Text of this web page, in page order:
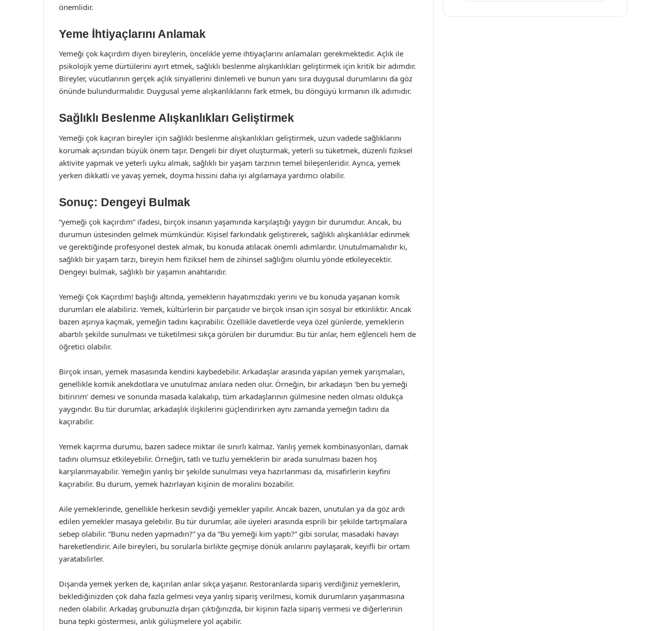
önemlidir.
Yeme İhtiyaçlarını Anlamak
Yemeği çok kaçırdım diyen bireylerin, öncelikle yeme ihtiyaçlarını anlamaları gerekmektedir. Açlık ile
psikolojik yeme dürtülerini ayırt etmek, sağlıklı beslenme alışkanlıkları geliştirmek için kritik bir adımdır.
Bireyler, vücutlarının gerçek açlık sinyallerini dinlemeli ve bunun yanı sıra duygusal durumlarını da göz
önünde bulundurmalıdır. Duygusal yeme alışkanlıklarını fark etmek, bu döngüyü kırmanın ilk adımıdır.
Sağlıklı Beslenme Alışkanlıkları Geliştirmek
Yemeği çok kaçıran bireyler için sağlıklı beslenme alışkanlıkları geliştirmek, uzun vadede sağlıklarını
korumak açısından büyük önem taşır. Dengeli bir diyet oluşturmak, yeterli su tüketmek, düzenli fiziksel
aktivite yapmak ve yeterli uyku almak, sağlıklı bir yaşam tarzının temel bileşenleridir. Ayrıca, yemek
yerken dikkatli ve yavaş yemek, doyma hissini daha iyi algılamaya yardımcı olabilir.
Sonuç: Dengeyi Bulmak
“yemeği çok kaçırdım” ifadesi, birçok insanın yaşamında karşılaştığı yaygın bir durumdur. Ancak, bu
durumun üstesinden gelmek mümkündür. Kişisel farkındalık geliştirerek, sağlıklı alışkanlıklar edinmek
ve gerektiğinde profesyonel destek almak, bu konuda atılacak önemli adımlardır. Unutulmamalıdır ki,
sağlıklı bir yaşam tarzı, bireyin hem fiziksel hem de zihinsel sağlığını olumlu yönde etkileyecektir.
Dengeyi bulmak, sağlıklı bir yaşamın anahtarıdır.
Yemeği Çok Kaçırdım! başlığı altında, yemeklerin hayatımızdaki yerini ve bu konuda yaşanan komik
durumları ele alabiliriz. Yemek, kültürlerin bir parçasıdır ve birçok insan için sosyal bir etkinliktir. Ancak
bazen aşırıya kaçmak, yemeğin tadını kaçırabilir. Özellikle davetlerde veya özel günlerde, yemeklerin
abartılı şekilde sunulması ve tüketilmesi sıkça görülen bir durumdur. Bu tür anlar, hem eğlenceli hem de
öğretici olabilir.
Birçok insan, yemek masasında kendini kaybedebilir. Arkadaşlar arasında yapılan yemek yarışmaları,
genellikle komik anekdotlara ve unutulmaz anılara neden olur. Örneğin, bir arkadaşın ‘ben bu yemeği
bitiririm’ demesi ve sonunda masada kalakalıp, tüm arkadaşlarının gülmesine neden olması oldukça
yaygındır. Bu tür durumlar, arkadaşlık ilişkilerini güçlendirirken aynı zamanda yemeğin tadını da
kaçırabilir.
Yemek kaçırma durumu, bazen sadece miktar ile sınırlı kalmaz. Yanlış yemek kombinasyonları, damak
tadını olumsuz etkileyebilir. Örneğin, tatlı ve tuzlu yemeklerin bir arada sunulması bazen hoş
karşılanmayabilir. Yemeğin yanlış bir şekilde sunulması veya hazırlanması da, misafirlerin keyfini
kaçırabilir. Bu durum, yemek hazırlayan kişinin de moralini bozabilir.
Aile yemeklerinde, genellikle herkesin sevdiği yemekler yapılır. Ancak bazen, unutulan ya da göz ardı
edilen yemekler masaya gelebilir. Bu tür durumlar, aile üyeleri arasında esprili bir şekilde tartışmalara
sebep olabilir. “Bunu neden yapmadın?” ya da “Bu yemeği kim yaptı?” gibi sorular, masadaki havayı
hareketlendirir. Aile bireyleri, bu sorularla birlikte geçmişe dönük anılarını paylaşarak, keyifli bir ortam
yaratabilirler.
Dışarıda yemek yerken de, kaçırılan anlar sıkça yaşanır. Restoranlarda sipariş verdiğiniz yemeklerin,
beklediğinizden çok daha fazla gelmesi veya yanlış sipariş verilmesi, komik durumların yaşanmasına
neden olabilir. Arkadaş grubunuzla dışarı çıktığınızda, bir kişinin fazla sipariş vermesi ve diğerlerinin
buna tepki göstermesi, anlık gülüşmelere yol açabilir.